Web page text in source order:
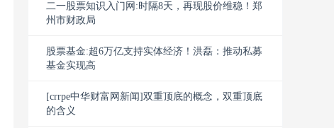
二一股票知识入门网:时隔8天，再现股价维稳！郑
州市财政局
股票基金:超6万亿支持实体经济！洪磊：推动私募
基金实现高
[crrpe中华财富网新闻]双重顶底的概念，双重顶底
的含义